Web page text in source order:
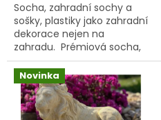
Socha, zahradní sochy a
sošky, plastiky jako zahradní
dekorace nejen na
zahradu. Prémiová socha,
busta T.G.M. nejen na
zahradu. Vyrobená v ČR z
kvalitního umělého ...
Novinka